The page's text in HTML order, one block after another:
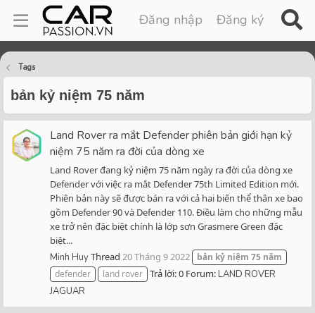
Đăng nhập Đăng ký
Tags
bản kỷ niệm 75 năm
Land Rover ra mắt Defender phiên bản giới hạn kỷ
niệm 75 năm ra đời của dòng xe
Land Rover đang kỷ niệm 75 năm ngày ra đời của dòng xe
Defender với việc ra mắt Defender 75th Limited Edition mới.
Phiên bản này sẽ được bán ra với cả hai biến thể thân xe bao
gồm Defender 90 và Defender 110. Điều làm cho những mẫu
xe trở nên đặc biệt chính là lớp sơn Grasmere Green đặc
biệt...
Minh HuyThread 20 Tháng 9 2022 bản kỷ niệm 75 năm
defender
land rover Trả lời: 0 Forum:LAND ROVER
JAGUAR